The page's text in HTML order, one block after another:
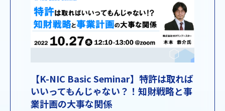
【K-NIC Basic Seminar】特許は取れば
いいってもんじゃない？！知財戦略と事
業計画の大事な関係